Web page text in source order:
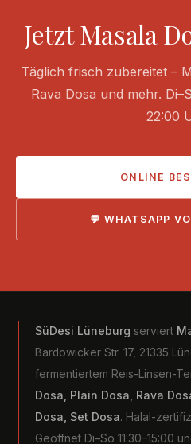
Jetzt Masala
Täglich frisch zubereitet –
Rava Dosa und mehr.
22:00
ONLINE
💬 WHATSAPP
SüDesi Lüneburg serviert
Bardowicker Str. 17, 21335
fermentiertem Reis-Linsen-
Dosa, Plain Dosa, Rava
Dosa, Set Dosa. Halal-
Geöffnet Di–So 11:30–15:00